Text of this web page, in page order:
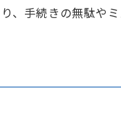
、手続きの無駄や